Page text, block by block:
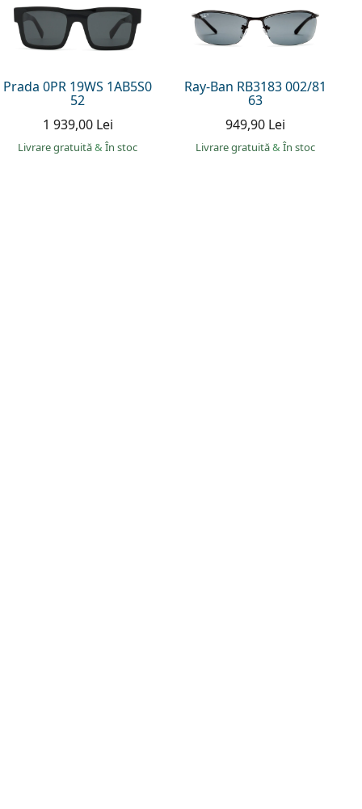
Prada 0PR 19WS 1AB5S0
52
1 939,00 Lei
Livrare gratuită& În stoc
Ray-Ban RB3183 002/81
63
949,90 Lei
Livrare gratuită& În stoc